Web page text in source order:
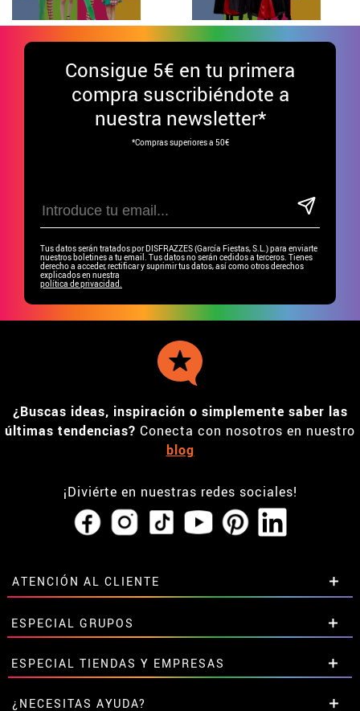
Consigue 5€ en tu primera
compra suscribiéndote a
nuestra newsletter*
*Compras superiores a 50€
Tus datos serán tratados por DISFRAZZES (García Fiestas, S.L.) para enviarte
nuestros boletines a tu email. Tus datos no serán cedidos a terceros. Tienes
derecho a acceder, rectificar y suprimir tus datos, así como otros derechos
explicados en nuestra
política de privacidad.
¿Buscas ideas, inspiración o simplemente saber las
últimas tendencias? Conecta con nosotros en nuestro
blog
¡Diviérte en nuestras redes sociales!
ATENCIÓN AL CLIENTE
• Horario tienda IBI
•Descuento estudiantes
• Sobre nosotros
• Condiciones de venta
• Aviso legal yPrivacidad
ESPECIAL GRUPOS
Descuentos especiales para grupos.
Contáctanos aquí
ESPECIAL TIENDAS Y EMPRESAS
Descuentos exclusivos para tiendas y empresas.
¿NECESITAS AYUDA?